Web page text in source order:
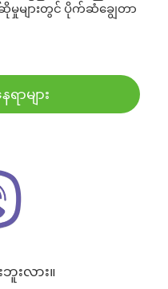
ဆိုမှုများတွင် ပိုက်ဆံချွေတာ
ာများ
ဘူးလား။